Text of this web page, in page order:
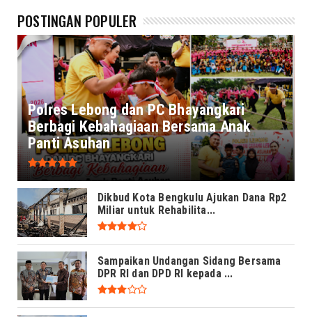
POSTINGAN POPULER
Polres Lebong dan PC Bhayangkari
Berbagi Kebahagiaan Bersama Anak
Panti Asuhan
Dikbud Kota Bengkulu Ajukan Dana Rp2
Miliar untuk Rehabilita...
Sampaikan Undangan Sidang Bersama
DPR RI dan DPD RI kepada ...